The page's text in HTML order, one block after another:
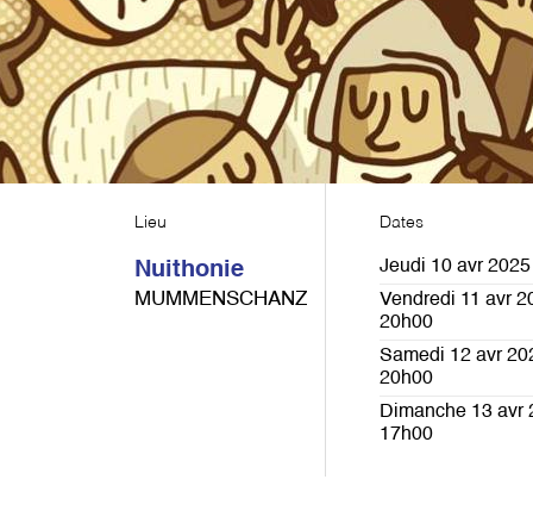
Lieu
Nuithonie
MUMMENSCHANZ
Dates
Jeudi 10 avr
Vendredi 11 avr
20h00
Samedi 12 avr
20h00
Dimanche 13 avr
17h00